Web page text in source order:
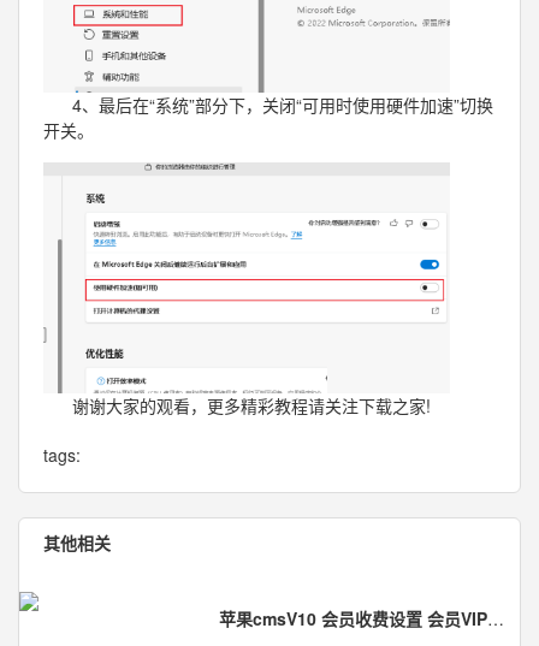
4、最后在“系统”部分下，关闭“可用时使用硬件加速”切换
开关。
谢谢大家的观看，更多精彩教程请关注下载之家!
tags:
其他相关
苹果cmsV10 会员收费设置 会员VIP权限设置教程